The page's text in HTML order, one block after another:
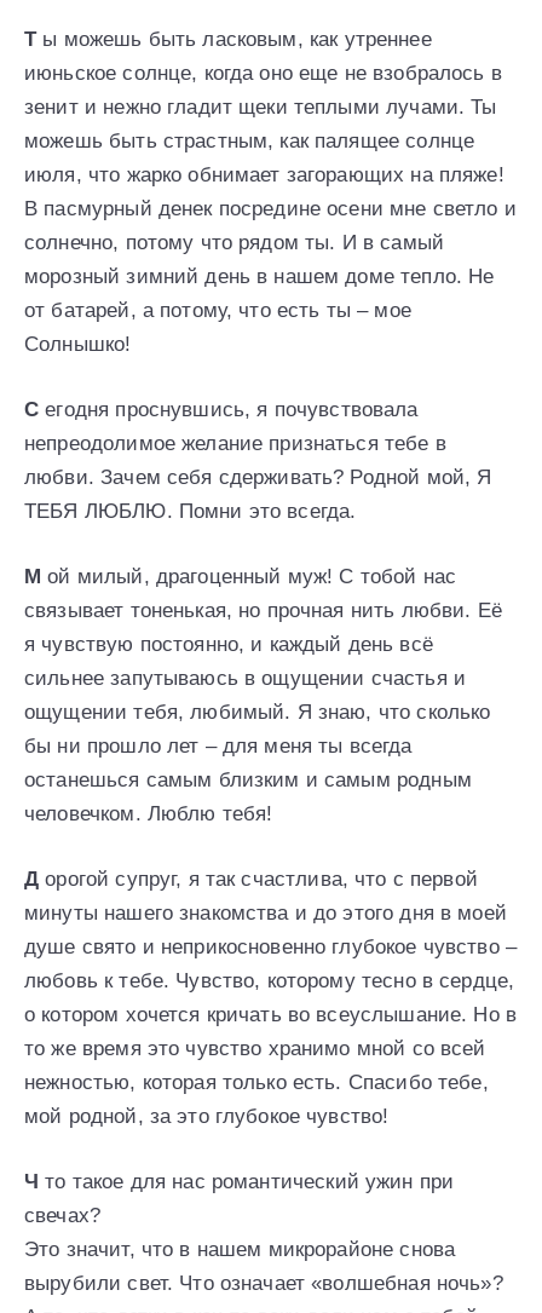
Ты можешь быть ласковым, как утреннее
июньское солнце, когда оно еще не взобралось в
зенит и нежно гладит щеки теплыми лучами. Ты
можешь быть страстным, как палящее солнце
июля, что жарко обнимает загорающих на пляже!
В пасмурный денек посредине осени мне светло и
солнечно, потому что рядом ты. И в самый
морозный зимний день в нашем доме тепло. Не
от батарей, а потому, что есть ты – мое
Солнышко!
С егодня проснувшись, я почувствовала
непреодолимое желание признаться тебе в
любви. Зачем себя сдерживать? Родной мой, Я
ТЕБЯ ЛЮБЛЮ. Помни это всегда.
М ой милый, драгоценный муж! С тобой нас
связывает тоненькая, но прочная нить любви. Её
я чувствую постоянно, и каждый день всё
сильнее запутываюсь в ощущении счастья и
ощущении тебя, любимый. Я знаю, что сколько
бы ни прошло лет – для меня ты всегда
останешься самым близким и самым родным
человечком. Люблю тебя!
Д орогой супруг, я так счастлива, что с первой
минуты нашего знакомства и до этого дня в моей
душе свято и неприкосновенно глубокое чувство –
любовь к тебе. Чувство, которому тесно в сердце,
о котором хочется кричать во всеуслышание. Но в
то же время это чувство хранимо мной со всей
нежностью, которая только есть. Спасибо тебе,
мой родной, за это глубокое чувство!
Ч то такое для нас романтический ужин при
свечах?
Это значит, что в нашем микрорайоне снова
вырубили свет. Что означает «волшебная ночь»?